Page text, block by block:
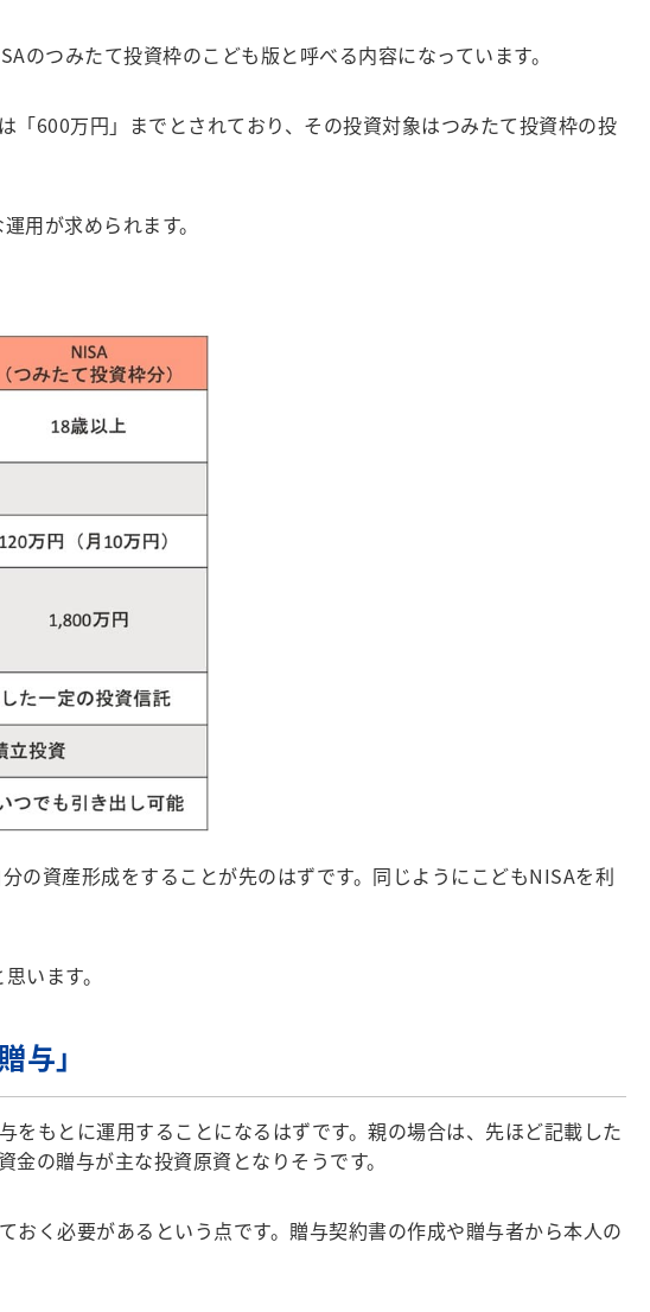
つみたて投資枠のこども版と呼べる内容になっています。
600万円」までとされており、その投資対象はつみたて投資枠の投
用が求められます。
の資産形成をすることが先のはずです。同じようにこどもNISAを利
います。
与」
もとに運用することになるはずです。親の場合は、先ほど記載した
の贈与が主な投資原資となりそうです。
く必要があるという点です。贈与契約書の作成や贈与者から本人の